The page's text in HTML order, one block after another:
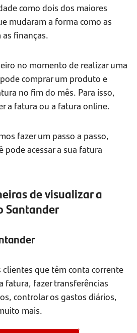
como dois dos maiores
mudaram a forma como as
finanças.
no momento de realizar uma
comprar um produto e
no fim do mês. Para isso,
a fatura ou a fatura online.
fazer um passo a passo,
pode acessar a sua fatura
de visualizar a
Santander
clientes que têm conta corrente
fatura, fazer transferências
controlar os gastos diários,
mais.